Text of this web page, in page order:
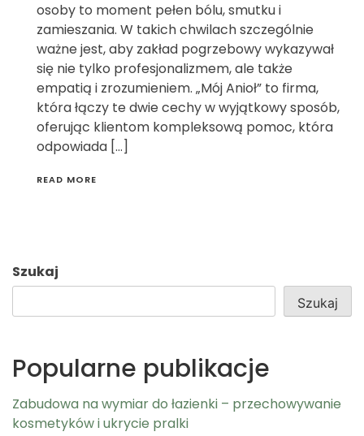
osoby to moment pełen bólu, smutku i
zamieszania. W takich chwilach szczególnie
ważne jest, aby zakład pogrzebowy wykazywał
się nie tylko profesjonalizmem, ale także
empatią i zrozumieniem. „Mój Anioł” to firma,
która łączy te dwie cechy w wyjątkowy sposób,
oferując klientom kompleksową pomoc, która
odpowiada […]
READ MORE
Szukaj
Szukaj
Popularne publikacje
Zabudowa na wymiar do łazienki – przechowywanie
kosmetyków i ukrycie pralki